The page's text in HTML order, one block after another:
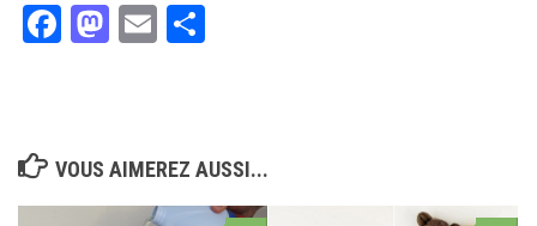
Facebook
Mastodon
Email
VOUS AIMEREZ AUSSI...